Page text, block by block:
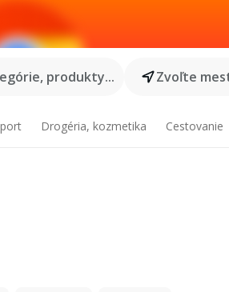
produkty...
Zvoľte
Drogéria, kozmetika Cestovanie